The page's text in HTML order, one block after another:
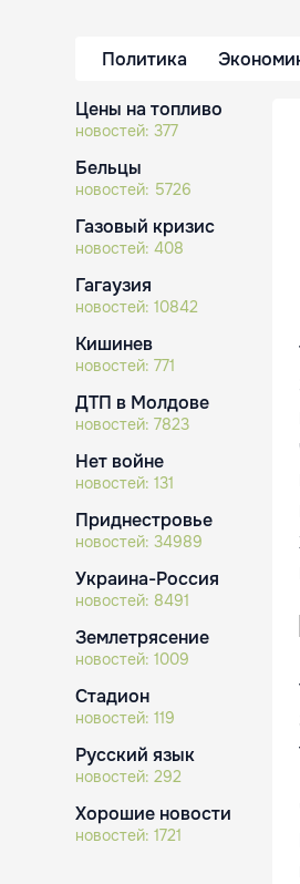
Политика
Цены на топливо
новостей: 377
Бельцы
новостей: 5726
Газовый кризис
новостей: 408
Гагаузия
новостей: 10842
Кишинев
новостей: 771
ДТП в Молдове
новостей: 7823
Нет войне
новостей: 131
Приднестровье
новостей: 34989
Украина-Россия
новостей: 8491
Землетрясение
новостей: 1009
Стадион
новостей: 119
Русский язык
новостей: 292
Хорошие новости
новостей: 1721